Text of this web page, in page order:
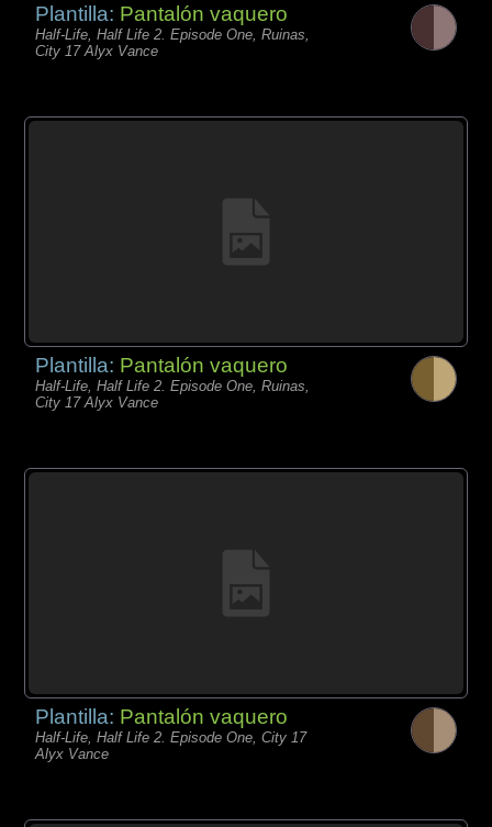
Plantilla: Pantalón vaquero
Half-Life, Half Life 2. Episode One, Ruinas,
City 17 Alyx Vance
Plantilla: Pantalón vaquero
Half-Life, Half Life 2. Episode One, Ruinas,
City 17 Alyx Vance
Plantilla: Pantalón vaquero
Half-Life, Half Life 2. Episode One, City 17
Alyx Vance